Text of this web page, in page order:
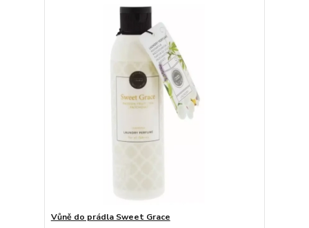
Vůně do prádla Sweet Grace